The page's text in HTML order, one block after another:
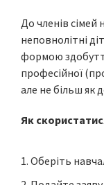
До членів сімей
неповнолітні
формою
професійної
але не більш як
Як
Оберіть